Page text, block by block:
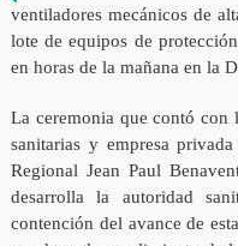
ventiladores mecánicos de
lote de equipos de
en horas de la mañana en la
La ceremonia que contó con
sanitarias y empresa
Regional Jean Paul
desarrolla la autoridad
contención del avance de